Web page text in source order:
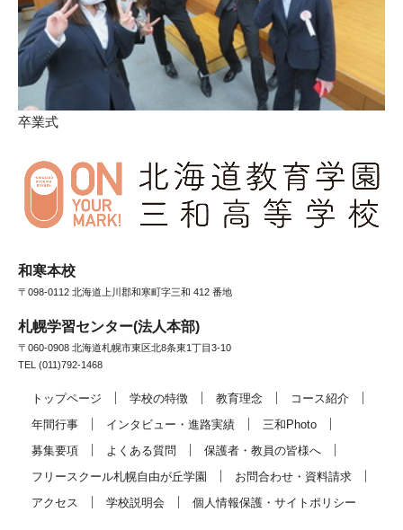
卒業式
和寒本校
〒098-0112 北海道上川郡和寒町字三和 412 番地
札幌学習センター(法人本部)
〒060-0908 北海道札幌市東区北8条東1丁目3-10
TEL (011)792-1468
トップページ 学校の特徴 教育理念
コース紹介
年間行事
インタビュー・進路実績
三和Photo
募集要項
よくある質問
保護者・教員の皆様へ
フリースクール札幌自由が丘学園
お問合わせ・資料請求
アクセス
学校説明会 個人情報保護・サイトポリシー